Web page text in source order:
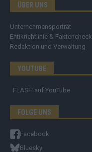
ÜBER UNS
Unternehmensporträt
Ehtikrichtlinie & Faktencheck
Redaktion und Verwaltung
YOUTUBE
FLASH auf YouTube
FOLGE UNS
Facebook
Bluesky